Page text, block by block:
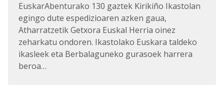
EuskarAbenturako 130 gaztek Kirikiño Ikastolan
egingo dute espedizioaren azken gaua,
Atharratzetik Getxora Euskal Herria oinez
zeharkatu ondoren. Ikastolako Euskara taldeko
ikasleek eta Berbalaguneko gurasoek harrera
beroa…